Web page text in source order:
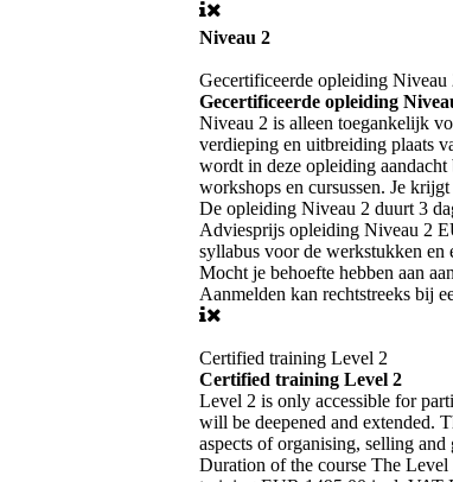
Niveau 2
Gecertificeerde opleiding Niveau
Gecertificeerde opleiding
Niveau 2 is alleen toegankelijk
verdieping en uitbreiding plaats
wordt in deze opleiding aandacht
workshops en cursussen. Je
De opleiding Niveau 2 duurt 3
Adviesprijs opleiding Niveau 2
syllabus voor de werkstukken en
Mocht je behoefte hebben aan
Aanmelden kan rechtstreeks bij
Certified training Level 2
Certified training Level 2
Level 2 is only accessible for
will be deepened and extended.
aspects of organising, selling
Duration of the course The Level